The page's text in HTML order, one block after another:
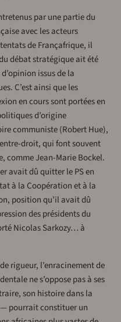
par une partie du
avec les acteurs
de Françafrique, il
débat stratégique ait été
issus de la
C’est ainsi que les
en cours sont portées en
d’origine
communiste (Robert Hue),
droit, qui font souvent
comme Jean-Marie Bockel.
avait dû quitter le PS en
à la Coopération et à la
position qu’il avait dû
des présidents du
Nicolas Sarkozy… à
rigueur, l’enracinement de
ne s’oppose pas à ses
son histoire dans la
pourrait constituer un